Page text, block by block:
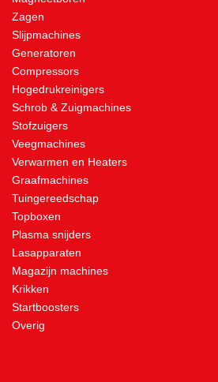
Zagen
Slijpmachines
Generatoren
Compressors
Hogedrukreinigers
Schrob & Zuigmachines
Stofzuigers
Veegmachines
Verwarmen en Heaters
Graafmachines
Tuingereedschap
Topboxen
Plasma snijders
Lasapparaten
Magazijn machines
Krikken
Startboosters
Overig